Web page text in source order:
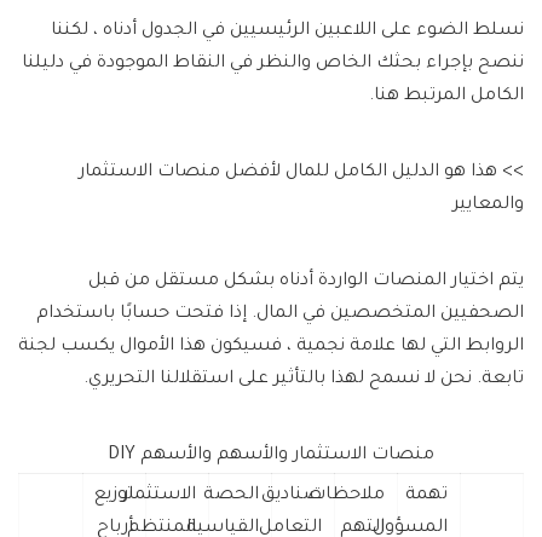
نسلط الضوء على اللاعبين الرئيسيين في الجدول أدناه ، لكننا
ننصح بإجراء بحثك الخاص والنظر في النقاط الموجودة في دليلنا
الكامل المرتبط هنا.
>> هذا هو الدليل الكامل للمال لأفضل منصات الاستثمار
والمعايير
يتم اختيار المنصات الواردة أدناه بشكل مستقل من قبل
الصحفيين المتخصصين في المال. إذا فتحت حسابًا باستخدام
الروابط التي لها علامة نجمية ، فسيكون هذا الأموال يكسب لجنة
تابعة. نحن لا نسمح لهذا بالتأثير على استقلالنا التحريري.
منصات الاستثمار والأسهم والأسهم DIY
تهمة
المسؤول
ملاحظات
التهم
صناديق
التعامل
الحصة
القياسية
الاستثمار
المنتظم
توزيع
أرباح